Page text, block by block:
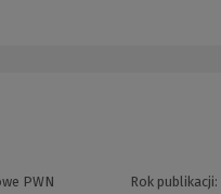
PWN Rok publikacji: